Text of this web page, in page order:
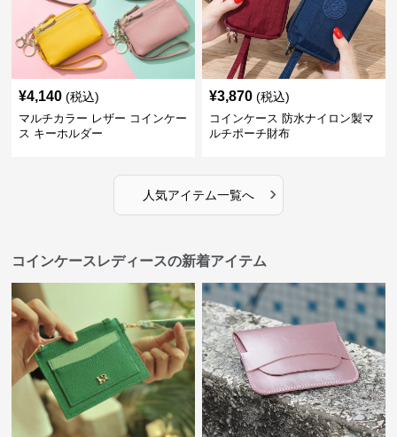
¥4,140 (税込)
マルチカラー レザー コインケー
ス キーホルダー
¥3,870 (税込)
コインケース 防水ナイロン製マ
ルチポーチ財布
人気アイテム一覧へ ›
コインケースレディースの新着アイテム